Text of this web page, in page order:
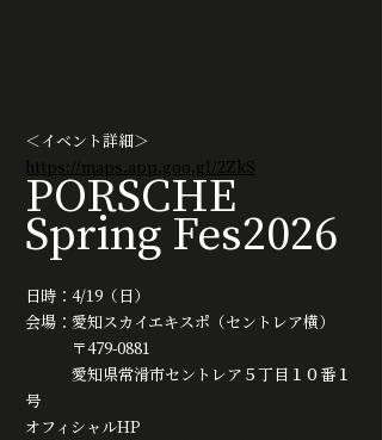
＜イベント詳細＞
https://maps.app.goo.gl/2ZkS
PORSCHE
Spring Fes2026
日時：4/19（日）
会場：愛知スカイエキスポ（セントレア横）
〒479-0881
愛知県常滑市セントレア５丁目１０番１
号
オフィシャルHP